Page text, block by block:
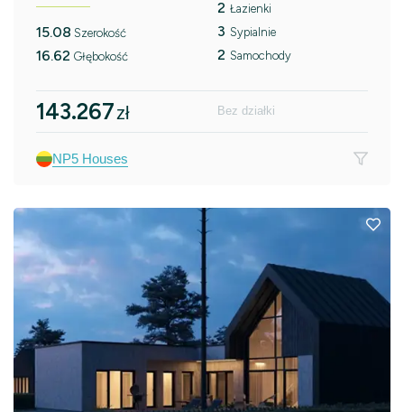
15.08 Szerokość
16.62 Głębokość
2 Łazienki
3 Sypialnie
2 Samochody
143.267zł Bez działki
NP5 Houses